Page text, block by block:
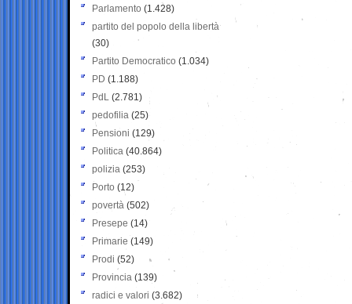
Parlamento (1.428)
partito del popolo della libertà
(30)
Partito Democratico (1.034)
PD (1.188)
PdL (2.781)
pedofilia (25)
Pensioni (129)
Politica (40.864)
polizia (253)
Porto (12)
povertà (502)
Presepe (14)
Primarie (149)
Prodi (52)
Provincia (139)
radici e valori (3.682)